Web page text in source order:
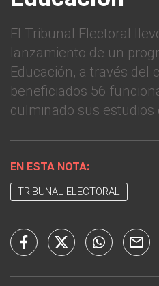
El Tribunal Electoral
lanzamiento de un
Educación, a través del
beneficiados 56
culminado sus estudios
EN ESTA NOTA:
TRIBUNAL ELECTORAL